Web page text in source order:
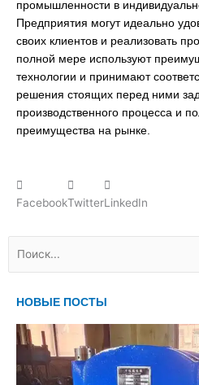
промышленности в
Предприятия могут идеально
своих клиентов и реализовать
полной мере используют
технологии и принимают
решения стоящих перед ними
производственного процесса и
преимущества на рынке.
FacebookTwitterLinkedIn
НОВЫЕ ПОСТЫ